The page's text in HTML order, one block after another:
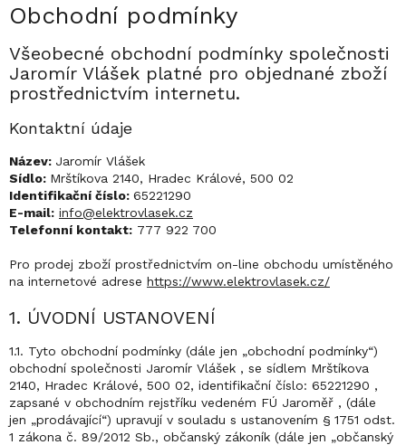
Obchodní podmínky
Všeobecné obchodní podmínky společnosti
Jaromír Vlášek platné pro objednané zboží
prostřednictvím internetu.
Kontaktní údaje
Název: Jaromír Vlášek
Sídlo: Mrštíkova 2140, Hradec Králové, 500 02
Identifikační číslo: 65221290
E-mail: info@elektrovlasek.cz
Telefonní kontakt: 777 922 700
Pro prodej zboží prostřednictvím on-line obchodu umístěného
na internetové adrese https://www.elektrovlasek.cz/
1. ÚVODNÍ USTANOVENÍ
1.1. Tyto obchodní podmínky (dále jen „obchodní podmínky“)
obchodní společnosti Jaromír Vlášek , se sídlem Mrštíkova
2140, Hradec Králové, 500 02, identifikační číslo: 65221290 ,
zapsané v obchodním rejstříku vedeném FÚ Jaroměř , (dále
jen „prodávající“) upravují v souladu s ustanovením § 1751 odst.
1 zákona č. 89/2012 Sb., občanský zákoník (dále jen „občanský